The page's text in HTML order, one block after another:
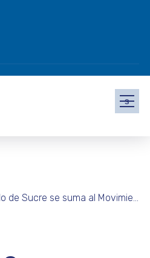
s
se suma al Movimiento Futuro para seguir trabajando por la Patria